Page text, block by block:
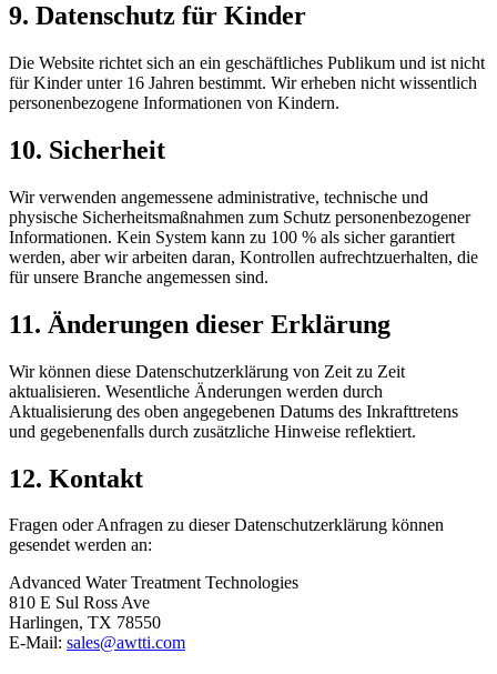
9. Datenschutz für Kinder
Die Website richtet sich an ein geschäftliches Publikum und ist nicht
für Kinder unter 16 Jahren bestimmt. Wir erheben nicht wissentlich
personenbezogene Informationen von Kindern.
10. Sicherheit
Wir verwenden angemessene administrative, technische und
physische Sicherheitsmaßnahmen zum Schutz personenbezogener
Informationen. Kein System kann zu 100 % als sicher garantiert
werden, aber wir arbeiten daran, Kontrollen aufrechtzuerhalten, die
für unsere Branche angemessen sind.
11. Änderungen dieser Erklärung
Wir können diese Datenschutzerklärung von Zeit zu Zeit
aktualisieren. Wesentliche Änderungen werden durch
Aktualisierung des oben angegebenen Datums des Inkrafttretens
und gegebenenfalls durch zusätzliche Hinweise reflektiert.
12. Kontakt
Fragen oder Anfragen zu dieser Datenschutzerklärung können
gesendet werden an:
Advanced Water Treatment Technologies
810 E Sul Ross Ave
Harlingen, TX 78550
E-Mail: sales@awtti.com